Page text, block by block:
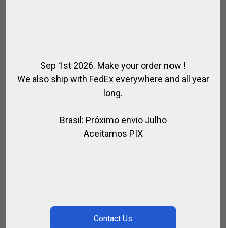
Sep 1st 2026. Make your order now !
We also ship with FedEx everywhere and all year
long.
Brasil: Próximo envio Julho
Aceitamos PIX